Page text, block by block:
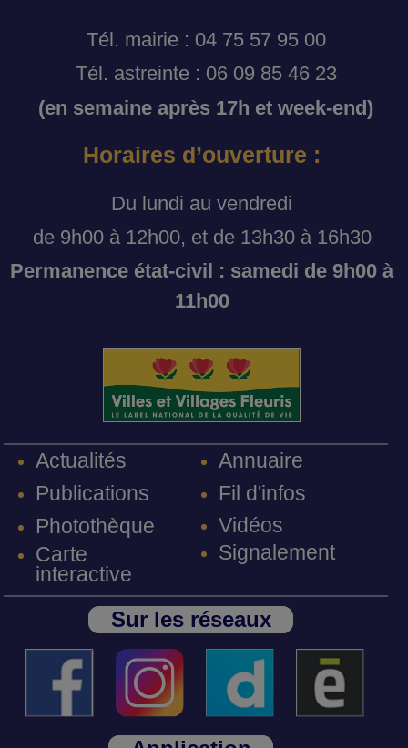
Tél. mairie : 04 75 57 95 00
Tél. astreinte : 06 09 85 46 23
(en semaine après 17h et week-end)
Horaires d’ouverture :
Du lundi au vendredi
de 9h00 à 12h00, et de 13h30 à 16h30
Permanence état-civil : samedi de 9h00 à
11h00
Actualités
Publications
Photothèque
Carte
interactive
Annuaire
Fil d'infos
Vidéos
Signalement
Sur les réseaux